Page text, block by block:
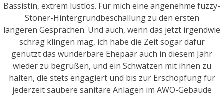
Bassistin, extrem lustlos. Für mich eine angenehme fuzzy-
Stoner-Hintergrundbeschallung zu den ersten
längeren Gesprächen. Und auch, wenn das jetzt irgendwie
schräg klingen mag, ich habe die Zeit sogar dafür
genutzt das wunderbare Ehepaar auch in diesem Jahr
wieder zu begrüßen, und ein Schwätzen mit ihnen zu
halten, die stets engagiert und bis zur Erschöpfung für
jederzeit saubere sanitäre Anlagen im AWO-Gebäude